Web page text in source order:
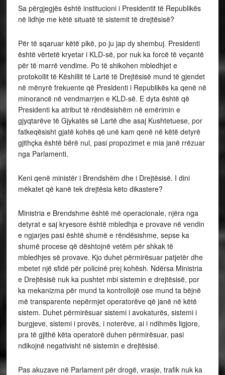
Sa përgjegjës është institucioni i Presidentit të Republikës
në lidhje me këtë situatë të sistemit të drejtësisë?
Për të sqaruar këtë pikë, po ju jap dy shembuj. Presidenti
është vërtetë kryetar i KLD-së, por nuk ka forcë të veçantë
për të marrë vendime. Po të shikohen mbledhjet e
protokollit të Këshillit të Lartë të Drejtësisë mund të gjendet
në mënyrë frekuente që Presidenti i Republikës ka qenë në
minorancë në vendmarrjen e KLD-së. E dyta është që
Presidenti ka atribut të rëndësishëm në emërimin e
gjyqtarëve të Gjykatës së Lartë dhe asaj Kushtetuese, por
fatkeqësisht gjatë kohës që unë kam qenë në këtë detyrë
gjithçka është bërë nul, pasi propozimet e mia janë rrëzuar
nga Parlamenti.
Keni qenë ministër i Brendshëm dhe i Drejtësisë. I dini
mëkatet që kanë tek drejtësia këto dikastere?
Ministria e Brendshme është më operacionale, njëra nga
detyrat e saj kryesore është mbledhja e provave në vendin
e ngjarjes pasi është shumë e rëndësishme, sepse ka
shumë procese që dështojnë vetëm për shkak të
mbledhjes së provave. Kjo duhet përmirësuar patjetër dhe
mbetet një sfidë për policinë prej kohësh. Ndërsa Ministria
e Drejtësisë nuk ka pushtet mbi sistemin e drejtësisë, por
ka mekanizma për mund ta kontrollojë ose mund ta bëjnë
më transparente nepërmjet operatorëve që janë në këtë
sistem. Duhet përmirësuar sistemi i avokaturës, sistemi i
burgjeve, sistemi i provës, i noterëve, ai i ndihmës ligjore,
pra të gjithë këta operatorë duhen përmirësuar, pasi
ndikojnë negativisht në sistemin e drejtësisë.
Pas akuzave në Parlament për drogë, vrasje, trafik nuk ka